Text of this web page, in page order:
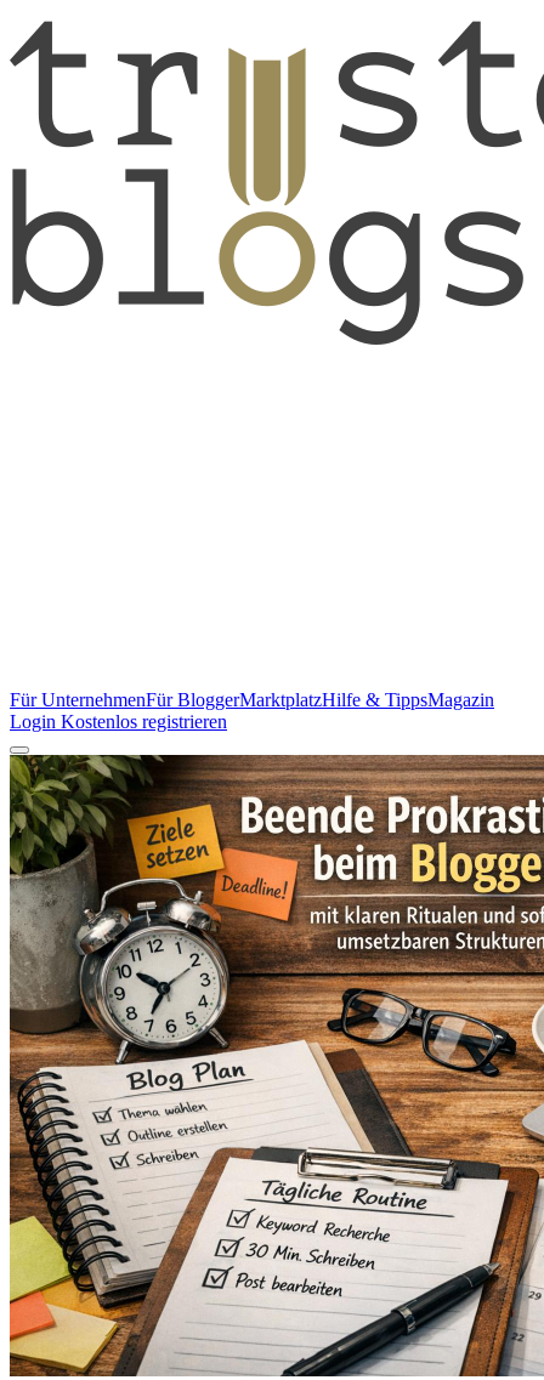
Für UnternehmenFür BloggerMarktplatzHilfe & TippsMagazin
Login Kostenlos registrieren